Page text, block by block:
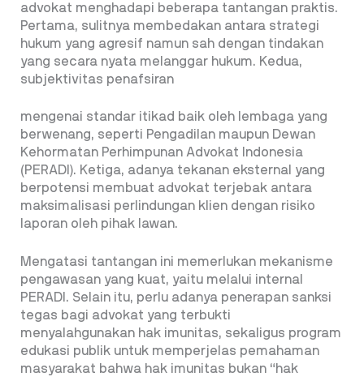
advokat menghadapi beberapa tantangan praktis.
Pertama, sulitnya membedakan antara strategi
hukum yang agresif namun sah dengan tindakan
yang secara nyata melanggar hukum. Kedua,
subjektivitas penafsiran
mengenai standar itikad baik oleh lembaga yang
berwenang, seperti Pengadilan maupun Dewan
Kehormatan Perhimpunan Advokat Indonesia
(PERADI). Ketiga, adanya tekanan eksternal yang
berpotensi membuat advokat terjebak antara
maksimalisasi perlindungan klien dengan risiko
laporan oleh pihak lawan.
Mengatasi tantangan ini memerlukan mekanisme
pengawasan yang kuat, yaitu melalui internal
PERADI. Selain itu, perlu adanya penerapan sanksi
tegas bagi advokat yang terbukti
menyalahgunakan hak imunitas, sekaligus program
edukasi publik untuk memperjelas pemahaman
masyarakat bahwa hak imunitas bukan “hak